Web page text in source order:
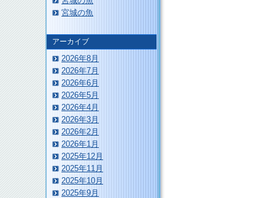
宮城の魚
アーカイブ
2026年8月
2026年7月
2026年6月
2026年5月
2026年4月
2026年3月
2026年2月
2026年1月
2025年12月
2025年11月
2025年10月
2025年9月